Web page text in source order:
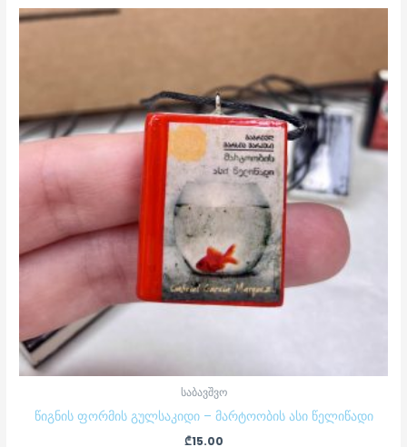
საბავშვო
წიგნის ფორმის გულსაკიდი – მარტოობის ასი წელიწადი
₾15.00